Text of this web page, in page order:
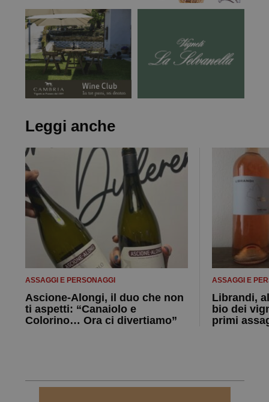
Leggi anche
ASSAGGI E PERSONAGGI
Ascione-Alongi, il duo che non
ti aspetti: “Canaiolo e
Colorino… Ora ci divertiamo”
ASSAGGI E
Librandi,
bio dei
primi